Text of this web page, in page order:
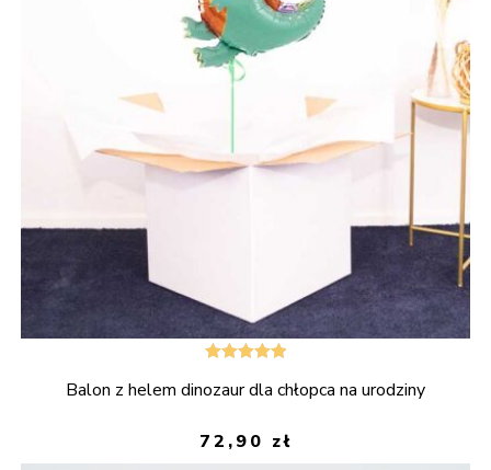
5.00 na 5
Balon z helem dinozaur dla chłopca na urodziny
72,90 zł